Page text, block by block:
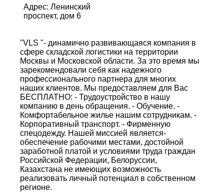
Адрес: Ленинский
проспект, дом 6
"VLS "- динамично развивающаяся компания в
сфере складской логистики на территории
Москвы и Московской области. За это время мы
зарекомендовали себя как надежного
профессионального партнера для многих
наших клиентов. Мы предоставляем для Вас
БЕСПЛАТНО: - Трудоустройство в нашу
компанию в день обращения. - Обучение. -
Комфортабельное жилье нашим сотрудникам. -
Корпоративный транспорт. - Фирменную
спецодежду. Нашей миссией является-
обеспечение рабочими местами, достойной
заработной платой и условиями труда граждан
Российской Федерации, Белоруссии,
Казахстана не имеющих возможность
реализовать личный потенциал в собственном
регионе.